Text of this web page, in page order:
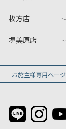
枚方店
堺美原店
お施主様専用ページ